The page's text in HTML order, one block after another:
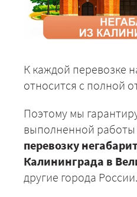
К каждой перевозке
относится с полной
Поэтому мы
выполненной
перевозку
Калининграда в
другие города России.